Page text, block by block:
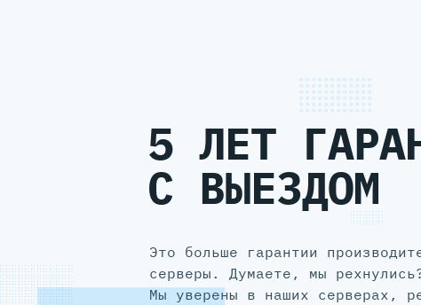
5 ЛЕТ
С ВЫЕЗДОМ
Это больше гарантии
серверы. Думаете, мы
Мы уверены в наших серверах,